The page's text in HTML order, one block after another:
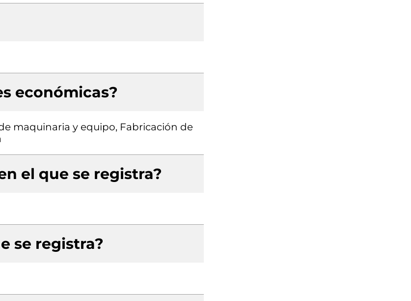
económicas?
maquinaria y equipo, Fabricación de
el que se registra?
se registra?